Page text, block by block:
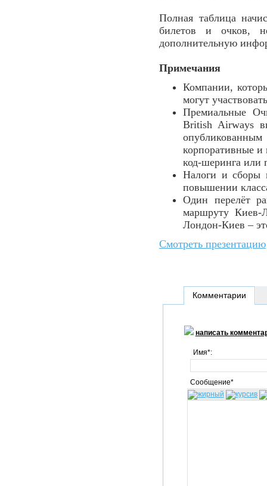
Полная таблица
билетов и очков,
дополнительную
Примечания
Компании,
могут
Премиальные
British Airways
корпоративные
код-шеринга или
Налоги и сборы
повышении
Один перелёт
маршруту Киев-
Лондон-Киев –
Смотреть презентацию
Комментарии
написать
Имя*:
Сообщение*